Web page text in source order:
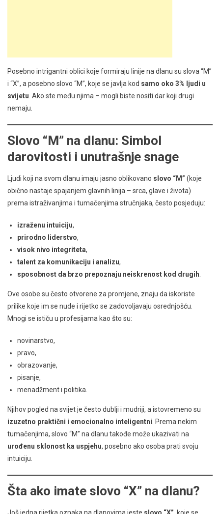
Posebno intrigantni oblici koje formiraju linije na dlanu su slova “M”
i “X”, a posebno slovo “M”, koje se javlja kod samo oko 3% ljudi u
svijetu . Ako ste među njima – mogli biste nositi dar koji drugi
nemaju.
Slovo “M” na dlanu: Simbol
darovitosti i unutrašnje snage
Ljudi koji na svom dlanu imaju jasno oblikovano slovo “M” (koje
obično nastaje spajanjem glavnih linija – srca, glave i života)
prema istraživanjima i tumačenjima stručnjaka, često posjeduju:
izraženu intuiciju,
prirodno liderstvo,
visok nivo integriteta,
talent za komunikaciju i analizu,
sposobnost da brzo prepoznaju neiskrenost kod drugih
Ove osobe su često otvorene za promjene, znaju da iskoriste
prilike koje im se nude i rijetko se zadovoljavaju osrednjošću.
Mnogi se ističu u profesijama kao što su:
novinarstvo,
pravo,
obrazovanje,
pisanje,
menadžment i politika.
Njihov pogled na svijet je često dublji i mudriji, a istovremeno su
izuzetno praktični i emocionalno inteligentni . Prema nekim
tumačenjima, slovo “M” na dlanu takođe može ukazivati na
urođenu sklonost ka uspjehu, posebno ako osoba prati svoju
intuiciju.
Šta ako imate slovo “X” na dlanu?
Još jedna rijetka oznaka na dlanovima jeste slovo “X” , koje se,